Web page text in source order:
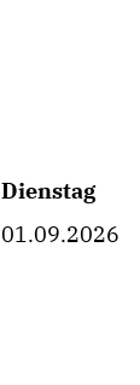
Dienstag
01.09.2026